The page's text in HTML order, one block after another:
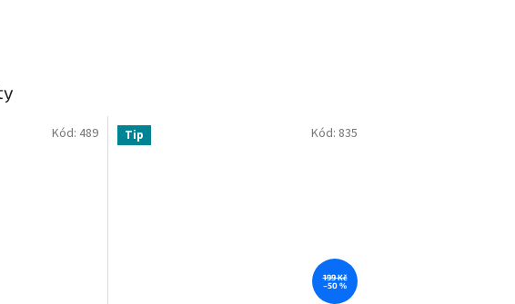
Kód: 489 Tip
199 Kč
–50 %
Kód: 835